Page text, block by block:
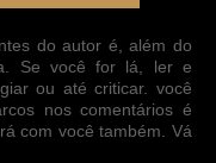
do autor é, além do
Se você for lá, ler e
ou até criticar. você
nos comentários é
com você também. Vá